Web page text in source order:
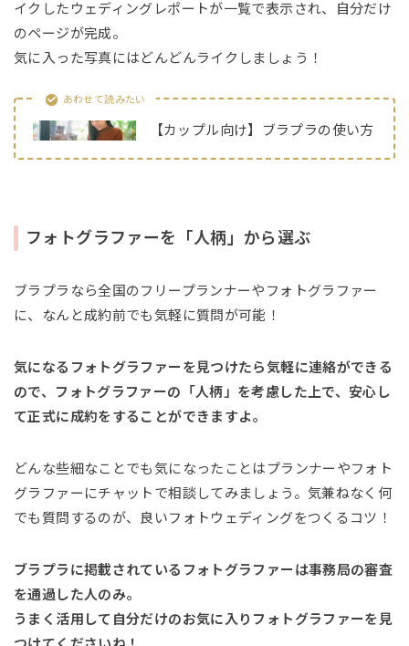
イクしたウェディングレポートが一覧で表示され、自分だけ
のページが完成。
気に入った写真にはどんどんライクしましょう！
あわせて読みたい
【カップル向け】ブラプラの使い方
フォトグラファーを「人柄」から選ぶ
ブラプラなら全国のフリープランナーやフォトグラファー
に、なんと成約前でも気軽に質問が可能！
気になるフォトグラファーを見つけたら気軽に連絡ができる
ので、フォトグラファーの「人柄」を考慮した上で、安心し
て正式に成約をすることができますよ。
どんな些細なことでも気になったことはプランナーやフォト
グラファーにチャットで相談してみましょう。気兼ねなく何
でも質問するのが、良いフォトウェディングをつくるコツ！
ブラプラに掲載されているフォトグラファーは事務局の審査
を通過した人のみ。
うまく活用して自分だけのお気に入りフォトグラファーを見